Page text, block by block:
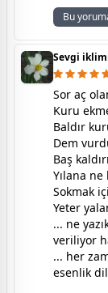
Bu
Sevgi
Sor aç
Kuru
Baldır
Dem
Baş
Yılana ne
Sokmak
Yeter
... ne
veriliyor
... her
esenlik